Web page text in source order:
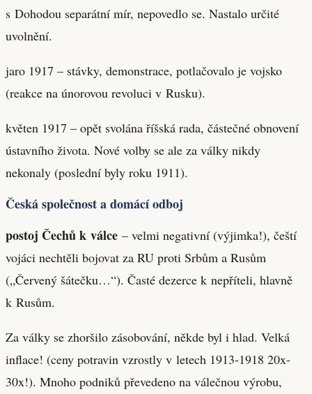
s Dohodou separátní mír, nepovedlo se. Nastalo určité
uvolnění.
jaro 1917 – stávky, demonstrace, potlačovalo je vojsko
(reakce na únorovou revoluci v Rusku).
květen 1917 – opět svolána říšská rada, částečné obnovení
ústavního života. Nové volby se ale za války nikdy
nekonaly (poslední byly roku 1911).
Česká společnost a domácí odboj
postoj Čechů k válce – velmi negativní (výjimka!), čeští
vojáci nechtěli bojovat za RU proti Srbům a Rusům
(„Červený šátečku…“). Časté dezerce k nepříteli, hlavně
k Rusům.
Za války se zhoršilo zásobování, někde byl i hlad. Velká
inflace! (ceny potravin vzrostly v letech 1913-1918 20x-
30x!). Mnoho podniků převedeno na válečnou výrobu,